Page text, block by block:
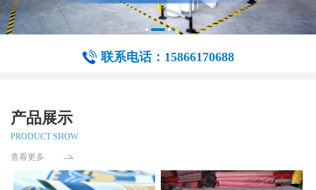
联系电话：15866170688
产品展示
PRODUCT SHOW
查看更多